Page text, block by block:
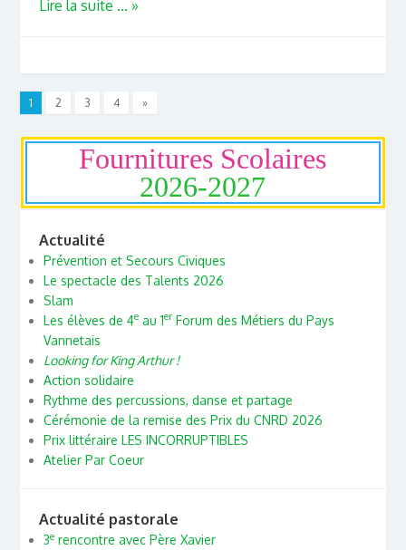
Lire la suite ... »
1 2 3 4 »
Fournitures Scolaires
2026-2027
Actualité
Prévention et Secours Civiques
Le spectacle des Talents 2026
Slam
Les élèves de 4eau 1erForum des Métiers du Pays
Vannetais
Looking for King Arthur !
Action solidaire
Rythme des percussions, danse et partage
Cérémonie de la remise des Prix du CNRD 2026
Prix littéraire LES INCORRUPTIBLES
Atelier Par Coeur
Actualité pastorale
3erencontre avec Père Xavier